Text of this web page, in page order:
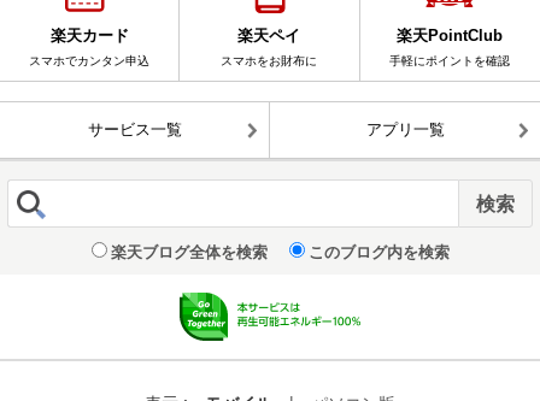
楽天カード
スマホでカンタン申込
楽天ペイ
スマホをお財布に
楽天PointClub
手軽にポイントを確認
サービス一覧 アプリ一覧
楽天ブログ全体を検索 このブログ内を検索